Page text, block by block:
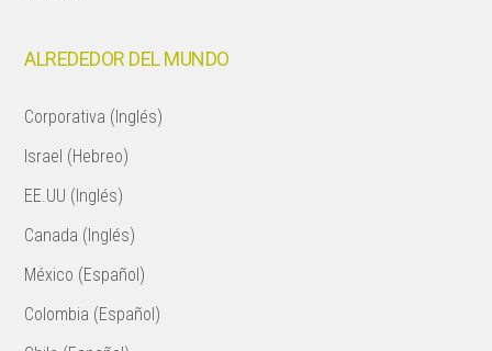
ALREDEDOR DEL MUNDO
Corporativa (Inglés)
Israel (Hebreo)
EE.UU (Inglés)
Canada (Inglés)
México (Español)
Colombia (Español)